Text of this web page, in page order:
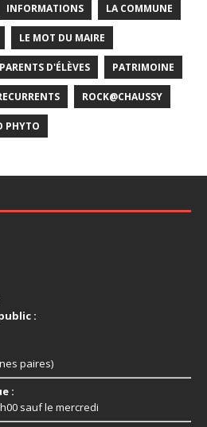
INFORMATIONS LA COMMUNE
LE MOT DU MAIRE
PARENTS D'ÉLÈVES PATRIMOINE
ROCK@CHAUSSY
PHYTO
:
paires)
:
sauf le mercredi